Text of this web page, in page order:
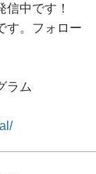
信中です！
す。フォロー
ラム